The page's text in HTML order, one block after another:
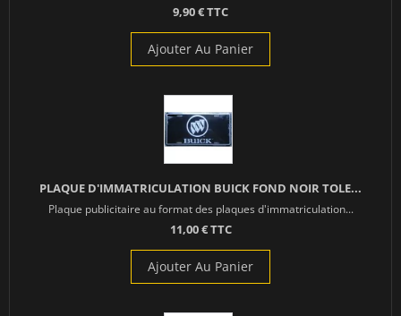
9,90 € TTC
Ajouter Au Panier
PLAQUE D'IMMATRICULATION BUICK FOND NOIR TOLE...
Plaque publicitaire au format des plaques d'immatriculation...
11,00 € TTC
Ajouter Au Panier